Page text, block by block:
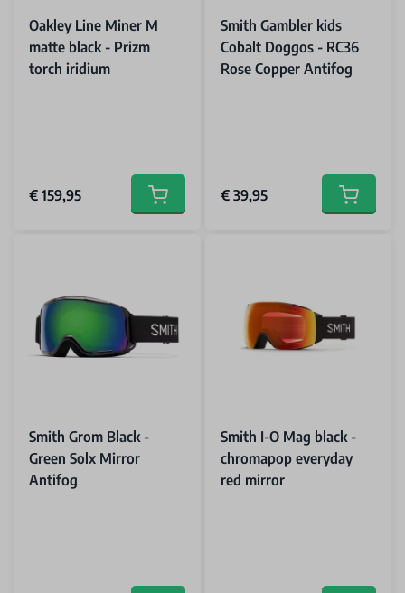
Oakley Line Miner M
matte black - Prizm
torch iridium
€ 159,95 Add to cart
Smith Gambler kids
Cobalt Doggos - RC36
Rose Copper Antifog
€ 39,95 Add to
Smith Grom Black -
Green Solx Mirror
Antifog
Smith I-O Mag black -
chromapop everyday
red mirror